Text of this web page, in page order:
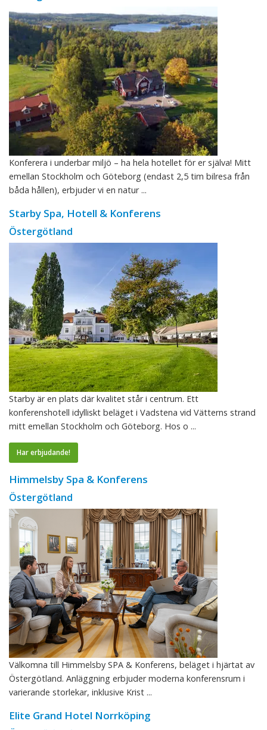
Konferera i underbar miljö – ha hela hotellet för er själva! Mitt
emellan Stockholm och Göteborg (endast 2,5 tim bilresa från
båda hållen), erbjuder vi en natur ...
Starby Spa, Hotell & Konferens
Östergötland
Starby är en plats där kvalitet står i centrum. Ett
konferenshotell idylliskt beläget i Vadstena vid Vätterns strand
mitt emellan Stockholm och Göteborg. Hos o ...
Har erbjudande!
Himmelsby Spa & Konferens
Östergötland
Välkomna till Himmelsby SPA & Konferens, beläget i hjärtat av
Östergötland. Anläggning erbjuder moderna konferensrum i
varierande storlekar, inklusive Krist ...
Elite Grand Hotel Norrköping